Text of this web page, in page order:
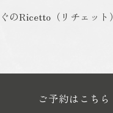
のRicetto（リチェット）
ご予約はこちら